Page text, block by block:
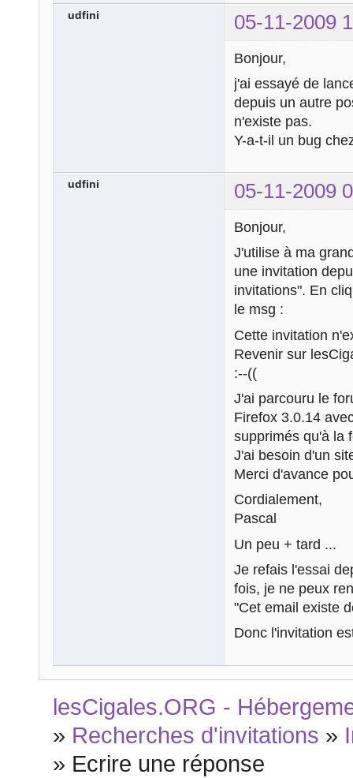
udfini 05-11-2009
Bonjour,
j'ai essayé de
depuis un autre
n'existe pas.
Y-a-t-il un bug
udfini 05-11-2009
Bonjour,
J'utilise à ma
une invitation
invitations". En
le msg :
Cette invitation
Revenir sur
:--((
J'ai parcouru le
Firefox 3.0.14
supprimés qu'à la
J'ai besoin d'un
Merci d'avance
Cordialement,
Pascal
Un peu + tard ...
Je refais l'essai
fois, je ne peux
"Cet email existe
Donc l'invitation
lesCigales.ORG -
» Recherches d'invitations »
» Ecrire une réponse